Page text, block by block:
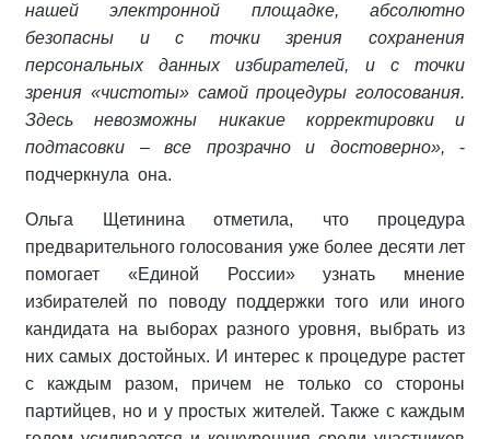
нашей электронной площадке, абсолютно
безопасны и с точки зрения сохранения
персональных данных избирателей, и с точки
зрения «чистоты» самой процедуры голосования.
Здесь невозможны никакие корректировки и
подтасовки – все прозрачно и достоверно», -
подчеркнула она.
Ольга Щетинина отметила, что процедура
предварительного голосования уже более десяти лет
помогает «Единой России» узнать мнение
избирателей по поводу поддержки того или иного
кандидата на выборах разного уровня, выбрать из
них самых достойных. И интерес к процедуре растет
с каждым разом, причем не только со стороны
партийцев, но и у простых жителей. Также с каждым